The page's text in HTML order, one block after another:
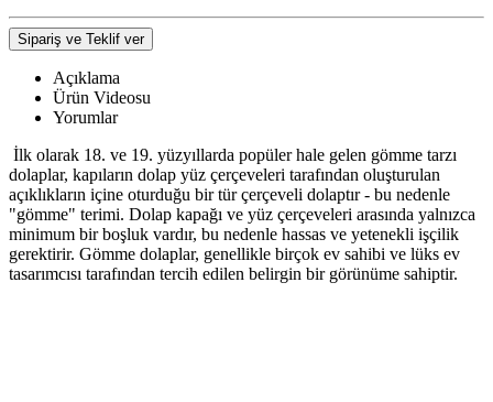
Sipariş ve Teklif ver
Açıklama
Ürün Videosu
Yorumlar
İlk olarak 18. ve 19. yüzyıllarda popüler hale gelen gömme tarzı
dolaplar, kapıların dolap yüz çerçeveleri tarafından oluşturulan
açıklıkların içine oturduğu bir tür çerçeveli dolaptır - bu nedenle
"gömme" terimi. Dolap kapağı ve yüz çerçeveleri arasında yalnızca
minimum bir boşluk vardır, bu nedenle hassas ve yetenekli işçilik
gerektirir. Gömme dolaplar, genellikle birçok ev sahibi ve lüks ev
tasarımcısı tarafından tercih edilen belirgin bir görünüme sahiptir.